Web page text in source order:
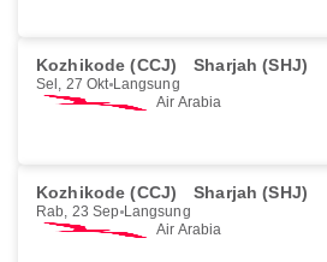
Kozhikode (CCJ) Sharjah (SHJ)
Sel, 27 Okt Langsung
Air Arabia
Kozhikode (CCJ) Sharjah (SHJ)
Rab, 23 Sep Langsung
Air Arabia